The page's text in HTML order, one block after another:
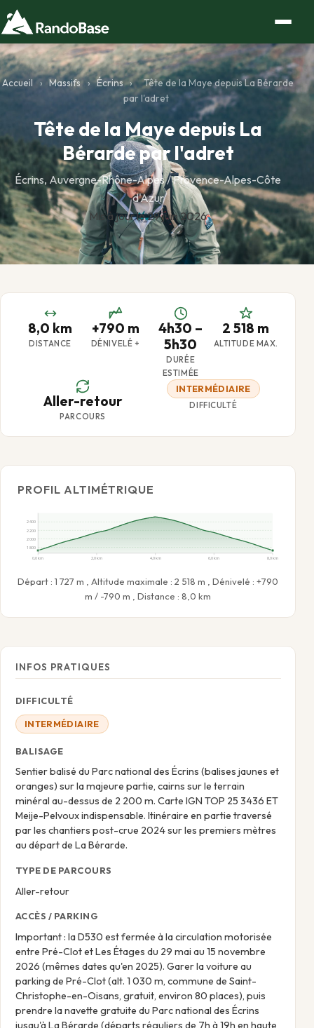
Accueil › Massifs › Écrins ›
Tête de la Maye depuis La Bérarde
par l'adret
Tête de la Maye depuis La
Bérarde par l'adret
Écrins, Auvergne-Rhône-Alpes / Provence-Alpes-Côte
d'Azur
Mis à jour le 29 juin 2026
8,0 km
DISTANCE
+790 m
DÉNIVELÉ +
4h30 –
5h30
DURÉE
ESTIMÉE
2 518 m
ALTITUDE MAX.
Aller-retour
PARCOURS
INTERMÉDIAIRE
DIFFICULTÉ
PROFIL ALTIMÉTRIQUE
1 800
2 000
2 200
2 400
0,0 km 2,0 km 4,0 km 6,0 km 8,0 km
Départ : 1 727 m , Altitude maximale : 2 518 m , Dénivelé : +790
m / -790 m , Distance : 8,0 km
INFOS PRATIQUES
DIFFICULTÉ
INTERMÉDIAIRE
BALISAGE
Sentier balisé du Parc national des Écrins (balises jaunes et
oranges) sur la majeure partie, cairns sur le terrain
minéral au-dessus de 2 200 m. Carte IGN TOP 25 3436 ET
Meije-Pelvoux indispensable. Itinéraire en partie traversé
par les chantiers post-crue 2024 sur les premiers mètres
au départ de La Bérarde.
TYPE DE PARCOURS
Aller-retour
ACCÈS / PARKING
Important : la D530 est fermée à la circulation motorisée
entre Pré-Clot et Les Étages du 29 mai au 15 novembre
2026 (mêmes dates qu'en 2025). Garer la voiture au
parking de Pré-Clot (alt. 1 030 m, commune de Saint-
Christophe-en-Oisans, gratuit, environ 80 places), puis
prendre la navette gratuite du Parc national des Écrins
jusqu'à La Bérarde (départs réguliers de 7h à 19h en haute